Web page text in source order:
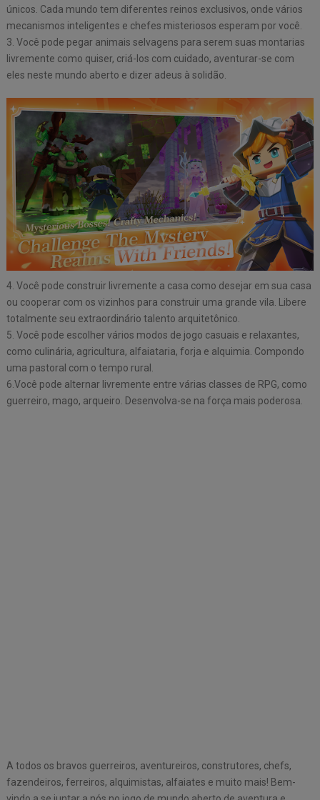
únicos. Cada mundo tem diferentes reinos exclusivos, onde vários
mecanismos inteligentes e chefes misteriosos esperam por você.
3. Você pode pegar animais selvagens para serem suas montarias
livremente como quiser, criá-los com cuidado, aventurar-se com
eles neste mundo aberto e dizer adeus à solidão.
4. Você pode construir livremente a casa como desejar em sua casa
ou cooperar com os vizinhos para construir uma grande vila. Libere
totalmente seu extraordinário talento arquitetônico.
5. Você pode escolher vários modos de jogo casuais e relaxantes,
como culinária, agricultura, alfaiataria, forja e alquimia. Compondo
uma pastoral com o tempo rural.
6.Você pode alternar livremente entre várias classes de RPG, como
guerreiro, mago, arqueiro. Desenvolva-se na força mais poderosa.
A todos os bravos guerreiros, aventureiros, construtores, chefs,
fazendeiros, ferreiros, alquimistas, alfaiates e muito mais! Bem-